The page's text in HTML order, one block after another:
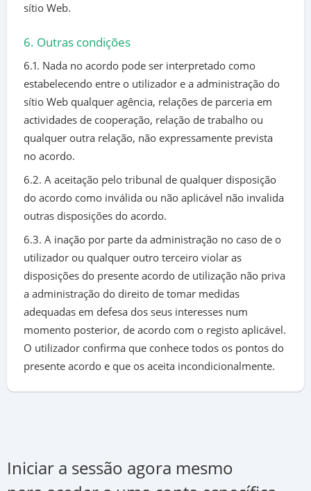
sítio Web.
6. Outras condições
6.1. Nada no acordo pode ser interpretado como
estabelecendo entre o utilizador e a administração do
sítio Web qualquer agência, relações de parceria em
actividades de cooperação, relação de trabalho ou
qualquer outra relação, não expressamente prevista
no acordo.
6.2. A aceitação pelo tribunal de qualquer disposição
do acordo como inválida ou não aplicável não invalida
outras disposições do acordo.
6.3. A inação por parte da administração no caso de o
utilizador ou qualquer outro terceiro violar as
disposições do presente acordo de utilização não priva
a administração do direito de tomar medidas
adequadas em defesa dos seus interesses num
momento posterior, de acordo com o registo aplicável.
O utilizador confirma que conhece todos os pontos do
presente acordo e que os aceita incondicionalmente.
Iniciar a sessão agora mesmo